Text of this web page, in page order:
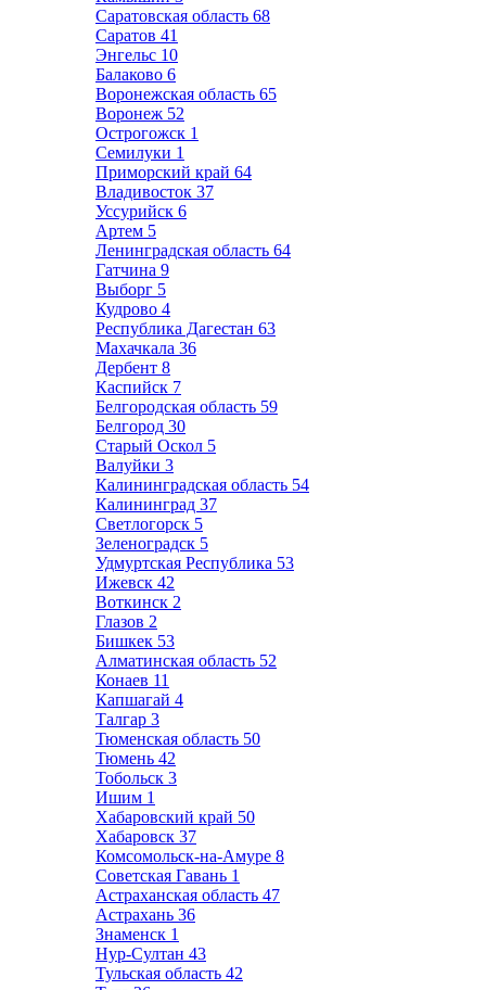
Саратовская область 68
Саратов 41
Энгельс 10
Балаково 6
Воронежская область 65
Воронеж 52
Острогожск 1
Семилуки 1
Приморский край 64
Владивосток 37
Уссурийск 6
Артем 5
Ленинградская область 64
Гатчина 9
Выборг 5
Кудрово 4
Республика Дагестан 63
Махачкала 36
Дербент 8
Каспийск 7
Белгородская область 59
Белгород 30
Старый Оскол 5
Валуйки 3
Калининградская область 54
Калининград 37
Светлогорск 5
Зеленоградск 5
Удмуртская Республика 53
Ижевск 42
Воткинск 2
Глазов 2
Бишкек 53
Алматинская область 52
Конаев 11
Капшагай 4
Талгар 3
Тюменская область 50
Тюмень 42
Тобольск 3
Ишим 1
Хабаровский край 50
Хабаровск 37
Комсомольск-на-Амуре 8
Советская Гавань 1
Астраханская область 47
Астрахань 36
Знаменск 1
Нур-Султан 43
Тульская область 42